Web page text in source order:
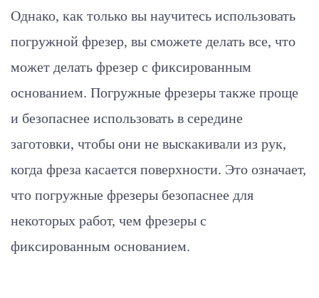
Однако, как только вы научитесь использовать
погружной фрезер, вы сможете делать все, что
может делать фрезер с фиксированным
основанием. Погружные фрезеры также проще
и безопаснее использовать в середине
заготовки, чтобы они не выскакивали из рук,
когда фреза касается поверхности. Это означает,
что погружные фрезеры безопаснее для
некоторых работ, чем фрезеры с
фиксированным основанием.